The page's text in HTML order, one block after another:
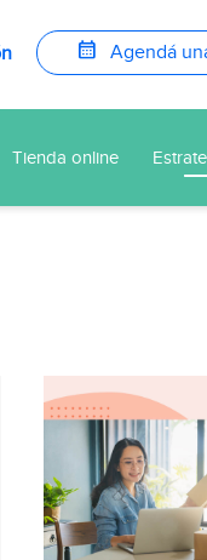
calendar_month Agendá
Tienda online